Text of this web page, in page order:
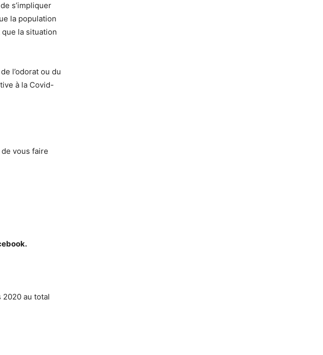
s’impliquer
la population
que la situation
l’odorat ou du
à la Covid-
vous faire
2020 au total